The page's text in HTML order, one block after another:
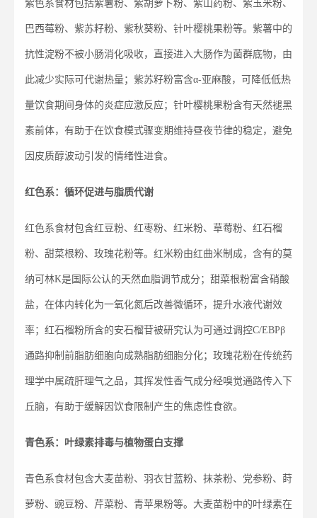
紫色系食材包括紫薯粉、紫胡萝卜粉、紫山药粉、紫玉米粉、
巴西莓粉、紫苏籽粉、紫秋葵粉、针叶樱桃果粉等。紫薯中的
抗性淀粉不被小肠消化吸收，直接进入大肠作为菌群底物，由
此减少实际可代谢热量；紫苏籽粉富含α-亚麻酸，可降低低热
量饮食期间身体的炎症应激反应；针叶樱桃果粉含有天然褪黑
素前体，有助于在饮食模式骤变期维持昼夜节律的稳定，避免
因皮质醇波动引发的情绪性进食。
红色系：循环促进与脂质代谢
红色系食材包含红豆粉、红枣粉、红米粉、草莓粉、红石榴
粉、甜菜根粉、玫瑰花粉等。红米粉由红曲米制成，含有的莫
纳可林K是国际公认的天然血脂调节成分；甜菜根粉富含硝酸
盐，在体内转化为一氧化氮后改善微循环，提升水液代谢效
率；红石榴粉所含的安石榴苷被研究认为可通过调控C/EBPβ
通路抑制前脂肪细胞向成熟脂肪细胞分化；玫瑰花粉在传统药
理学中属疏肝理气之品，其挥发性香气成分经嗅觉通路传入下
丘脑，有助于缓解因饮食限制产生的焦虑性食欲。
青色系：叶绿素排毒与植物蛋白支撑
青色系食材包含大麦苗粉、羽衣甘蓝粉、抹茶粉、党参粉、莳
萝粉、豌豆粉、芹菜粉、青苹果粉等。大麦苗粉中的叶绿素在